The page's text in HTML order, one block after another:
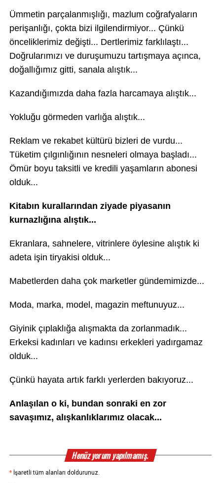
Ümmetin parçalanmışlığı, mazlum coğrafyaların
perişanlığı, çokta bizi ilgilendirmiyor... Çünkü
önceliklerimiz değişti... Dertlerimiz farklılaştı...
Doğrularımızı ve duruşumuzu tartışmaya açınca,
doğallığımız gitti, sanala alıştık...
Kazandığımızda daha fazla harcamaya alıştık...
Yokluğu görmeden varlığa alıştık...
Reklam ve rekabet kültürü bizleri de vurdu...
Tüketim çılgınlığının nesneleri olmaya başladı...
Ömür boyu taksitli ve kredili yaşamların abonesi
olduk...
Kitabın kurallarından ziyade piyasanın
kurnazlığına alıştık...
Ekranlara, sahnelere, vitrinlere öylesine alıştık ki
adeta işin tiryakisi olduk...
Mabetlerden daha çok marketler gündemimizde...
Moda, marka, model, magazin meftunuyuz...
Giyinik çıplaklığa alışmakta da zorlanmadık...
Erkeksi kadınları ve kadınsı erkekleri yadırgamaz
olduk...
Çünkü hayata artık farklı yerlerden bakıyoruz...
Anlaşılan o ki, bundan sonraki en zor
savaşımız, alışkanlıklarımız olacak...
Henüz yorum yapılmamış.
* İşaretli tüm alanları doldurunuz.